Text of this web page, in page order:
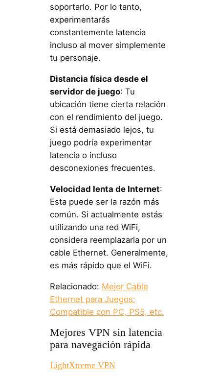
soportarlo. Por lo tanto,
experimentarás
constantemente latencia
incluso al mover simplemente
tu personaje.
Distancia física desde el
servidor de juego: Tu
ubicación tiene cierta relación
con el rendimiento del juego.
Si está demasiado lejos, tu
juego podría experimentar
latencia o incluso
desconexiones frecuentes.
Velocidad lenta de Internet:
Esta puede ser la razón más
común. Si actualmente estás
utilizando una red WiFi,
considera reemplazarla por un
cable Ethernet. Generalmente,
es más rápido que el WiFi.
Relacionado: Mejor Cable
Ethernet para Juegos:
Compatible con PC, PS5, etc.
Mejores VPN sin latencia
para navegación rápida
LightXtreme VPN